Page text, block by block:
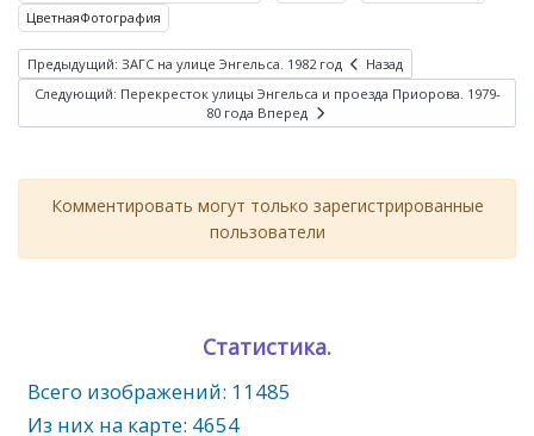
ЦветнаяФотография
Предыдущий: ЗАГС на улице Энгельса. 1982 год
Назад
Следующий: Перекресток улицы Энгельса и проезда Приорова. 1979-
80 года Вперед
Комментировать могут только зарегистрированные
пользователи
Статистика.
Всего изображений: 11485
Из них на карте: 4654